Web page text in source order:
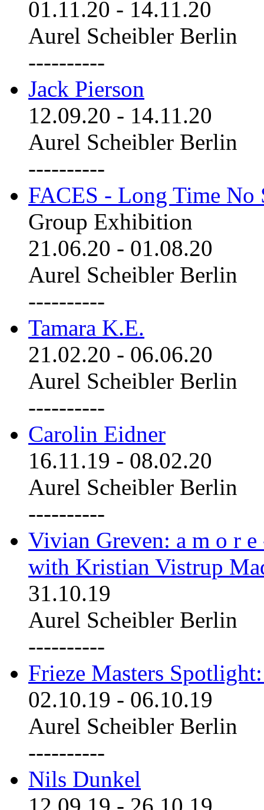
01.11.20 - 14.11.20
Aurel Scheibler Berlin
----------
Jack Pierson
12.09.20 - 14.11.20
Aurel Scheibler Berlin
----------
FACES - Long Time No
Group Exhibition
21.06.20 - 01.08.20
Aurel Scheibler Berlin
----------
Tamara K.E.
21.02.20 - 06.06.20
Aurel Scheibler Berlin
----------
Carolin Eidner
16.11.19 - 08.02.20
Aurel Scheibler Berlin
----------
Vivian Greven: a m o r
with Kristian Vistrup
31.10.19
Aurel Scheibler Berlin
----------
Frieze Masters
02.10.19 - 06.10.19
Aurel Scheibler Berlin
----------
Nils Dunkel